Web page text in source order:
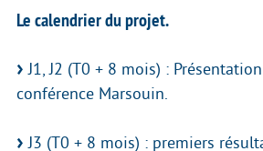
Le calendrier du projet.
J1, J2 (T0 + 8 mois) :
conférence Marsouin.
J3 (T0 + 8 mois) : premiers